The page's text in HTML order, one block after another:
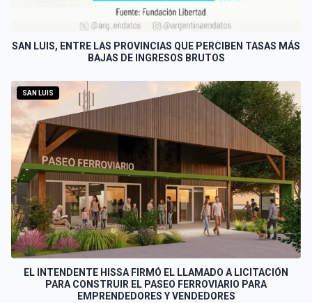
SAN LUIS, ENTRE LAS PROVINCIAS QUE PERCIBEN TASAS MÁS
BAJAS DE INGRESOS BRUTOS
SAN LUIS
EL INTENDENTE HISSA FIRMÓ EL LLAMADO A LICITACIÓN
PARA CONSTRUIR EL PASEO FERROVIARIO PARA
EMPRENDEDORES Y VENDEDORES